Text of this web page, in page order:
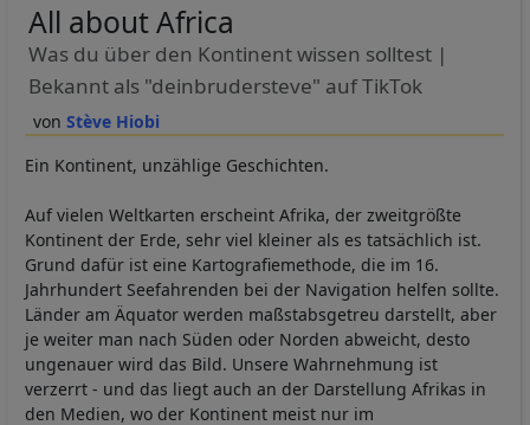
Stève Hiobi
All about Africa
Was du über den Kontinent wissen solltest |
Bekannt als "deinbrudersteve" auf TikTok
Ein Kontinent, unzählige Geschichten.
Auf vielen Weltkarten erscheint Afrika, der zweitgrößte
Kontinent der Erde, sehr viel kleiner als es tatsächlich ist.
Grund dafür ist eine Kartografiemethode, die im 16.
Jahrhundert Seefahrenden bei der Navigation helfen sollte.
Länder am Äquator werden maßstabsgetreu darstellt, aber
je weiter man nach Süden oder Norden abweicht, desto
ungenauer wird das Bild. Unsere Wahrnehmung ist
verzerrt - und das liegt auch an der Darstellung Afrikas in
den Medien, wo der Kontinent meist nur im